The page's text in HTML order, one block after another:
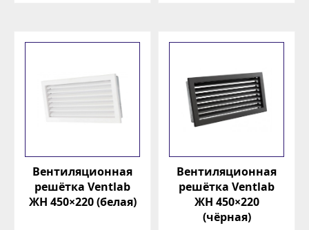
Вентиляционная
решётка Ventlab
ЖН 450×220 (белая)
Вентиляционная
решётка Ventlab
ЖН 450×220
(чёрная)